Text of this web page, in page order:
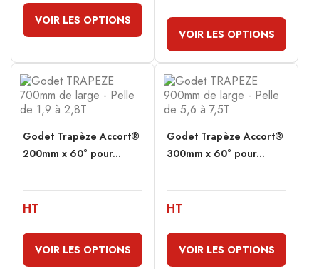
VOIR LES OPTIONS
VOIR LES OPTIONS
Godet Trapèze Accort®
200mm x 60° pour...
HT
VOIR LES OPTIONS
Godet Trapèze Accort®
300mm x 60° pour...
HT
VOIR LES OPTIONS